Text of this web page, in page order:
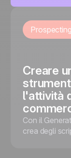
Prospecting
Creare
l'attività
Con il
crea degli